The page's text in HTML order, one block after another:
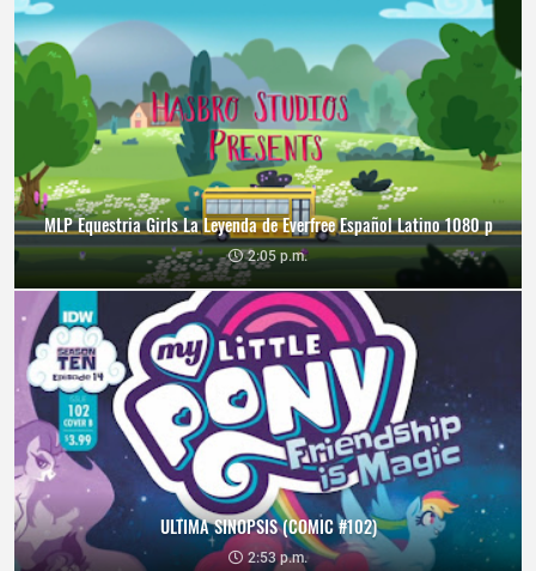
MLP Equestria Girls La Leyenda de Everfree Español Latino 1080 p
2:05 p.m.
ULTIMA SINOPSIS (COMIC #102)
2:53 p.m.